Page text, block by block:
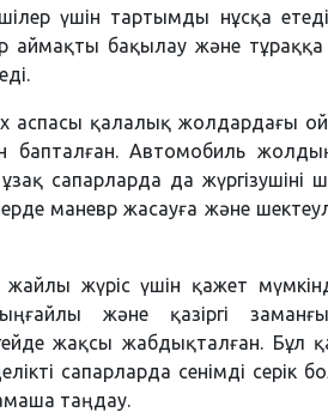
үшін тартымды нұсқа
аймақты бақылау және
аспасы қалалық жолдардағы
Автомобиль жолдың
ұзақ сапарларда да
маневр жасауға және
жүріс үшін қажет
және қазіргі заманғы
жақсы жабдықталған. Бұл
сапарларда сенімді серік
таңдау.